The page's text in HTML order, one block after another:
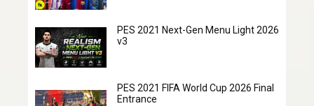
PES 2021 Next-Gen Menu Light 2026
v3
PES 2021 FIFA World Cup 2026 Final
Entrance